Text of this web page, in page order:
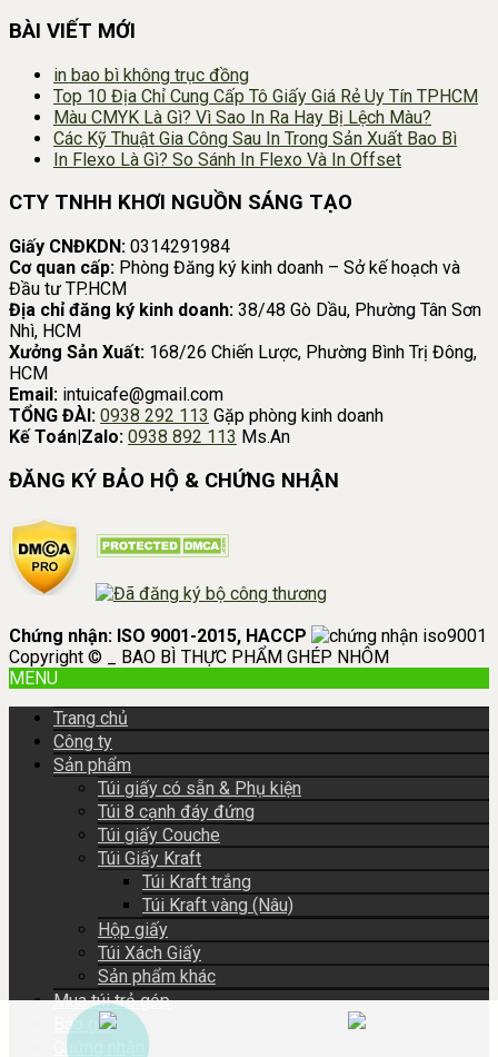
BÀI VIẾT MỚI
in bao bì không trục đồng
Top 10 Địa Chỉ Cung Cấp Tô Giấy Giá Rẻ Uy Tín TPHCM
Màu CMYK Là Gì? Vì Sao In Ra Hay Bị Lệch Màu?
Các Kỹ Thuật Gia Công Sau In Trong Sản Xuất Bao Bì
In Flexo Là Gì? So Sánh In Flexo Và In Offset
CTY TNHH KHƠI NGUỒN SÁNG TẠO
Giấy CNĐKDN: 0314291984
Cơ quan cấp: Phòng Đăng ký kinh doanh – Sở kế hoạch và
Đầu tư TP.HCM
Địa chỉ đăng ký kinh doanh: 38/48 Gò Dầu, Phường Tân Sơn
Nhì, HCM
Xưởng Sản Xuất: 168/26 Chiến Lược, Phường Bình Trị Đông,
HCM
Email: intuicafe@gmail.com
TỔNG ĐÀI: 0938 292 113 Gặp phòng kinh doanh
Kế Toán|Zalo: 0938 892 113 Ms.An
ĐĂNG KÝ BẢO HỘ & CHỨNG NHẬN
Chứng nhận: ISO 9001-2015, HACCP
Copyright © _ BAO BÌ THỰC PHẨM GHÉP NHÔM
MENU
Trang chủ
Công ty
Sản phẩm
Túi giấy có sẵn & Phụ kiện
Túi 8 cạnh đáy đứng
Túi giấy Couche
Túi Giấy Kraft
Túi Kraft trắng
Túi Kraft vàng (Nâu)
Hộp giấy
Túi Xách Giấy
Sản phẩm khác
Mua túi trả góp
Báo giá
Chứng nhận